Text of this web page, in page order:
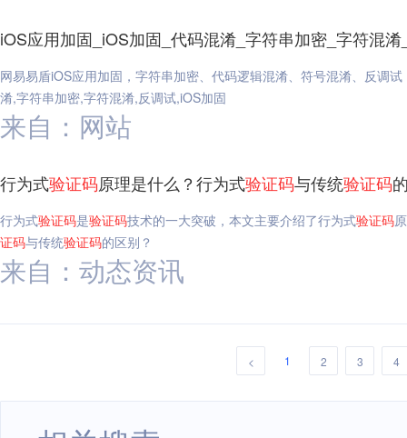
iOS应用加固_iOS加固_代码混淆_字符串加密_字符混
网易易盾iOS应用加固，字符串加密、代码逻辑混淆、符号混淆、反调试
淆,字符串加密,字符混淆,反调试,iOS加固
来自：网站
行为式验证码原理是什么？行为式验证码与传统验证码
行为式验证码是验证码技术的一大突破，本文主要介绍了行为式验证码
证码与传统验证码的区别？
来自：动态资讯
< 1 2 3 4